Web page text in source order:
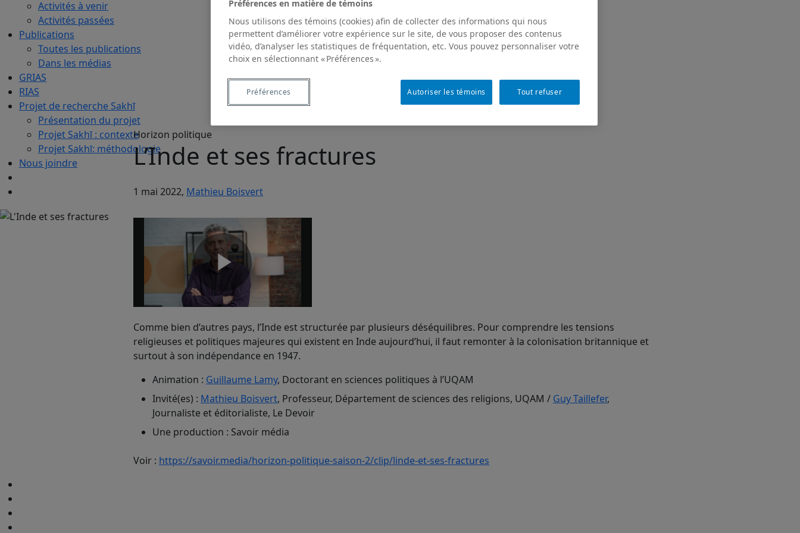
Activités à venir
Activités passées
Publications
Toutes les publications
Dans les médias
GRIAS
RIAS
Projet de recherche Sakhī
Présentation du projet
Projet Sakhī : contexte
Projet Sakhī: méthodologie
Nous joindre
Horizon politique
L’Inde et ses fractures
1 mai 2022, Mathieu Boisvert
Comme bien d’autres pays, l’Inde est structurée par plusieurs déséquilibres. Pour comprendre les tensions
religieuses et politiques majeures qui existent en Inde aujourd’hui, il faut remonter à la colonisation britannique et
surtout à son indépendance en 1947.
Animation : Guillaume Lamy, Doctorant en sciences politiques à l’UQAM
Invité(es) : Mathieu Boisvert, Professeur, Département de sciences des religions, UQAM / Guy Taillefer,
Journaliste et éditorialiste, Le Devoir
Une production : Savoir média
Voir : https://savoir.media/horizon-politique-saison-2/clip/linde-et-ses-fractures
Préférences en matière de témoins
Nous utilisons des témoins (cookies) afin de collecter des informations qui nous
permettent d’améliorer votre expérience sur le site, de vous proposer des contenus
vidéo, d’analyser les statistiques de fréquentation, etc. Vous pouvez personnaliser votre
choix en sélectionnant « Préférences ».
Tout refuser
Autoriser les témoins
Préférences